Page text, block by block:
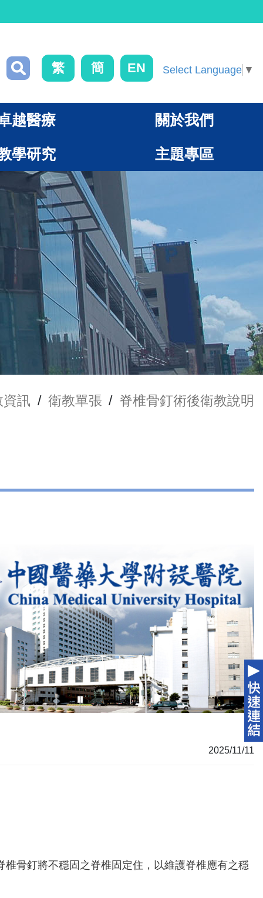
繁 簡 EN Select Language ▼
越醫療 關於我們
學研究 主題專區
資訊 / 衛教單張 / 脊椎骨釘術後衛教說明
2025/11/11
骨釘將不穩固之脊椎固定住，以維護脊椎應有之穩